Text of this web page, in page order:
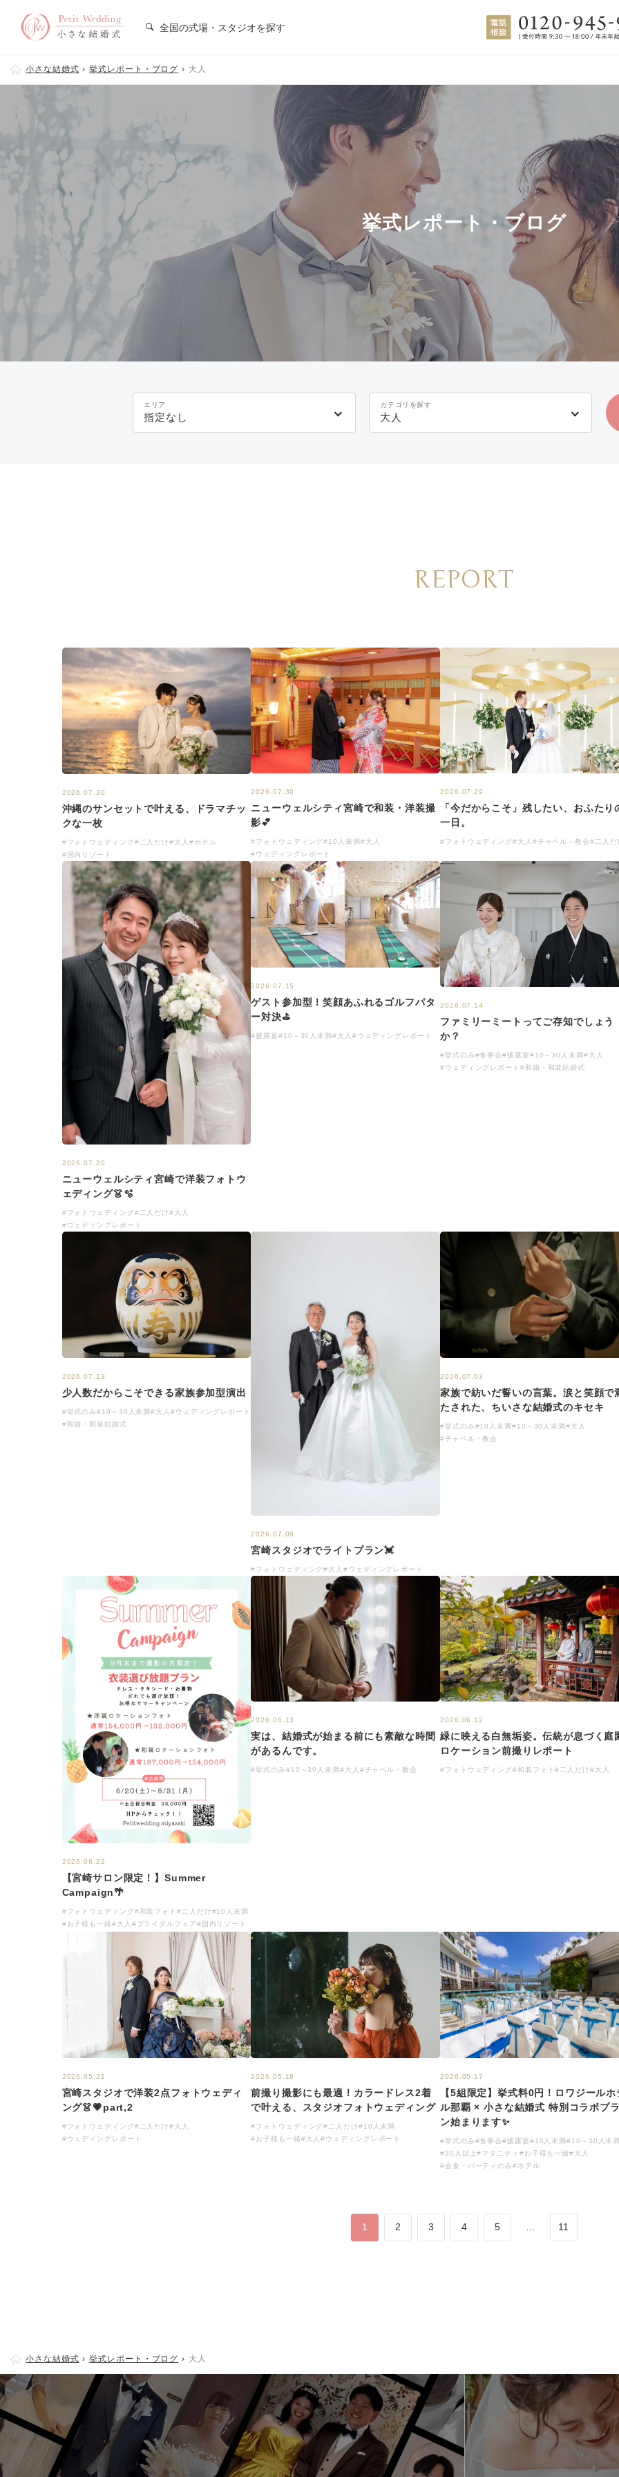
全国の式場・スタジオを探す
小さな結婚式 挙式レポート・ブログ 大人
挙式レポート・ブログ
エリア
指定なし
カテゴリを探す
大人
REPORT
2026.07.30
沖縄のサンセットで叶える、ドラマチッ
クな一枚
#フォトウェディング#二人だけ#大人 #ホテル
#国内リゾート
2026.07.30
ニューウェルシティ宮崎で和装・洋装撮
影💕
#フォトウェディング#10人未満 #大人
#ウェディングレポート
2026.07.29
「今だからこそ」残したい、おふたり
一日。
#フォトウェディング#大人 #チャペル・教会#二人だ
2026.07.20
ニューウェルシティ宮崎で洋装フォトウ
ェディング👗🫧
#フォトウェディング#二人だけ#大人
#ウェディングレポート
2026.07.15
ゲスト参加型！笑顔あふれるゴルフパタ
ー対決⛳
#披露宴#10～30人未満#大人 #ウェディングレポート
2026.07.14
ファミリーミートってご存知でしょう
か？
#挙式のみ#食事会#披露宴#10～30人未満#大人
#ウェディングレポート #和婚・和装結婚式
2026.07.13
少人数だからこそできる家族参加型演出
#挙式のみ#10～30人未満#大人 #ウェディングレポート
#和婚・和装結婚式
2026.07.09
宮崎スタジオでライトプラン💓
#フォトウェディング#大人#ウェディングレポート
2026.07.03
家族で紡いだ誓いの言葉。涙と笑顔で
たされた、ちいさな結婚式のキセキ
#挙式のみ#10人未満#10～30人未満#大人
#チャペル・教会
2026.06.22
【宮崎サロン限定！】Summer
Campaign🌴
#フォトウェディング#和装フォト#二人だけ#10人未満
#お子様も一緒#大人 #ブライダルフェア#国内リゾート
2026.06.13
実は、結婚式が始まる前にも素敵な時間
があるんです。
#挙式のみ#10～30人未満#大人 #チャペル・教会
2026.06.12
緑に映える白無垢姿。伝統が息づく庭
ロケーション前撮りレポート
#フォトウェディング#和装フォト#二人だけ#大人
2026.05.21
宮崎スタジオで洋装2点フォトウェディ
ング👗💗part,2
#フォトウェディング#二人だけ#大人
#ウェディングレポート
2026.05.18
前撮り撮影にも最適！カラードレス2着
で叶える、スタジオフォトウェディング
#フォトウェディング#二人だけ#10人未満
#お子様も一緒#大人#ウェディングレポート
2026.05.17
【5組限定】挙式料0円！ロワジールホ
ル那覇 × 小さな結婚式 特別コラボプ
ン始まります✨
#挙式のみ#食事会#披露宴#10人未満#10～30人未
#30人以上#マタニティ #お子様も一緒#大人
#会食・パーティのみ#ホテル
1 2 3 4 5 … 11
小さな結婚式 挙式レポート・ブログ 大人